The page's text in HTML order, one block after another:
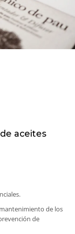
aceites
de los
de